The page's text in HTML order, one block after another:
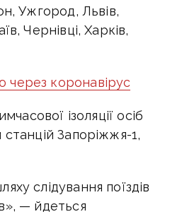
Ужгород, Львів,
Чернівці, Харків,
коронавірус
ізоляції осіб
Запоріжжя-1,
слідування поїздів
— йдеться